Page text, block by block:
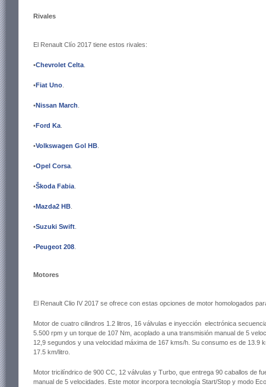
Rivales
El Renault Clío 2017 tiene estos rivales:
•Chevrolet Celta
•Fiat Uno
•Nissan March
•Ford Ka
•Volkswagen Gol HB
•Opel Corsa
•Škoda Fabia
•Mazda2 HB
•Suzuki Swift
•Peugeot 208
Motores
El Renault Clio IV 2017 se ofrece con estas opciones de motor homologados
Motor de cuatro cilindros 1.2 litros , 16 válvulas e inyección electrónica
5.500 rpm y un torque de 107 Nm, acoplado a una transmisión manual de 5
12,9 segundos y una velocidad máxima de 167 kms/h. Su consumo es de 13.9
17.5 km/litro.
Motor tricilíndrico de 900 CC , 12 válvulas y Turbo, que entrega 90 caballos de
manual de 5 velocidades. Este motor incorpora tecnología Start/Stop y modo